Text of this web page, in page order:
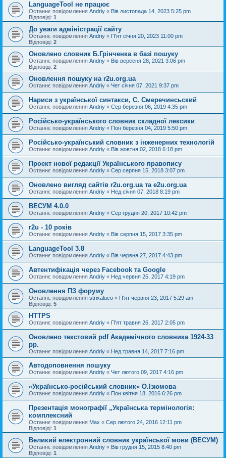
LanguageTool не працює
Останнє повідомлення Andriy « Вів листопада 14, 2023 5:25 pm
Відповіді: 1
До уваги адміністрації сайту
Останнє повідомлення Andriy « П'ят січня 20, 2023 11:00 pm
Відповіді: 2
Оновлено словник Б.Грінченка в базі пошуку
Останнє повідомлення Andriy « Вів вересня 28, 2021 3:06 pm
Відповіді: 2
Оновлення пошуку на r2u.org.ua
Останнє повідомлення Andriy « Чет січня 07, 2021 9:37 pm
Нариси з української синтакси, С. Смеречинсьский
Останнє повідомлення Andriy « Сер березня 06, 2019 4:35 pm
Російсько-українського словник складної лексики
Останнє повідомлення Andriy « Пон березня 04, 2019 5:50 pm
Російсько-український словник з інженерних технологій
Останнє повідомлення Andriy « Вів жовтня 02, 2018 6:18 pm
Проект нової редакції Українського правопису
Останнє повідомлення Andriy « Сер серпня 15, 2018 3:07 pm
Оновлено вигляд сайтів r2u.org.ua та e2u.org.ua
Останнє повідомлення Andriy « Нед січня 07, 2018 8:19 pm
ВЕСУМ 4.0.0
Останнє повідомлення Andriy « Сер грудня 20, 2017 10:42 pm
r2u - 10 років
Останнє повідомлення Andriy « Вів серпня 15, 2017 3:35 pm
LanguageTool 3.8
Останнє повідомлення Andriy « Вів червня 27, 2017 4:43 pm
Автентифікація через Facebook та Google
Останнє повідомлення Andriy « Нед червня 25, 2017 4:19 pm
Оновлення ПЗ форуму
Останнє повідомлення strixaluco « П'ят червня 23, 2017 5:29 am
Відповіді: 5
HTTPS
Останнє повідомлення Andriy « П'ят травня 26, 2017 2:05 pm
Оновлено текстовий pdf Академічного словника 1924-33
рр.
Останнє повідомлення Andriy « Нед травня 14, 2017 7:16 pm
Автодоповнення пошуку
Останнє повідомлення Andriy « Чет лютого 09, 2017 4:16 pm
«Українсько-російський словник» О.Ізюмова
Останнє повідомлення Andriy « Пон квітня 18, 2016 6:26 pm
Презентація монографії „Українська термінологія:
комплексний
Останнє повідомлення Max « Сер лютого 24, 2016 12:11 pm
Відповіді: 1
Великий електронний словник української мови (ВЕСУМ)
Останнє повідомлення Andriy « Вів грудня 15, 2015 8:40 pm
Відповіді: 1